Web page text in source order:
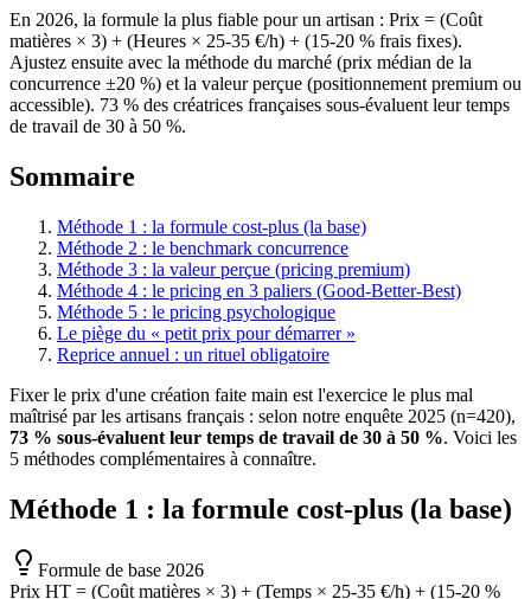
En 2026, la formule la plus fiable pour un artisan : Prix = (Coût
matières × 3) + (Heures × 25-35 €/h) + (15-20 % frais fixes).
Ajustez ensuite avec la méthode du marché (prix médian de la
concurrence ±20 %) et la valeur perçue (positionnement premium ou
accessible). 73 % des créatrices françaises sous-évaluent leur temps
de travail de 30 à 50 %.
Sommaire
Méthode 1 : la formule cost-plus (la base)
Méthode 2 : le benchmark concurrence
Méthode 3 : la valeur perçue (pricing premium)
Méthode 4 : le pricing en 3 paliers (Good-Better-Best)
Méthode 5 : le pricing psychologique
Le piège du « petit prix pour démarrer »
Reprice annuel : un rituel obligatoire
Fixer le prix d'une création faite main est l'exercice le plus mal
maîtrisé par les artisans français : selon notre enquête 2025 (n=420),
73 % sous-évaluent leur temps de travail de 30 à 50 %. Voici les
5 méthodes complémentaires à connaître.
Méthode 1 : la formule cost-plus (la base)
Formule de base 2026
Prix HT = (Coût matières × 3) + (Temps × 25-35 €/h) + (15-20 %